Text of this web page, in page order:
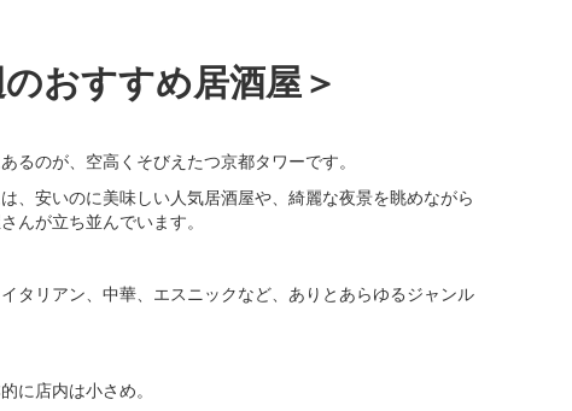
おすすめ居酒屋＞
るのが、空高くそびえたつ京都タワーです。
、安いのに美味しい人気居酒屋や、綺麗な夜景を眺めながら
んが立ち並んでいます。
タリアン、中華、エスニックなど、ありとあらゆるジャンル
に店内は小さめ。